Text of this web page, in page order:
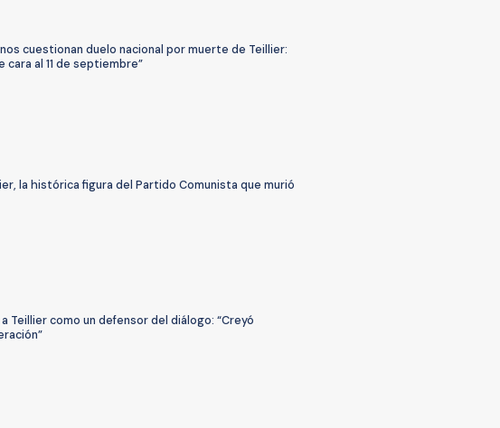
cuestionan duelo nacional por muerte de Teillier:
cara al 11 de septiembre”
la histórica figura del Partido Comunista que murió
Teillier como un defensor del diálogo: “Creyó